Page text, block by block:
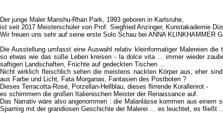
Der junge Maler Manshu-Rhan Park, 1993 geboren in Karlsruhe,
ist seit 2017 Meisterschüler von Prof. Siegfried Anzinger, Kunstakademie
Wir freuen uns sehr auf seine erste Solo Schau bei ANNA KLINKHAMMER
Die Ausstellung umfasst eine Auswahl relativ kleinformatiger Malereien die
so etwas wie das süße Leben kreisen - la dolce vita ... immer wieder
saftigen Landschaften, Früchte auf gedeckten Tischen ...
Nicht wirklich fleischlich sehen die meistens nackten Körper aus, eher
aus Farbe und Licht, Fata Morganas, Fantasien des Postboten ?
Dieses Terracotta-Rosé, Porzellan-Hellblau, dieses flirrende Korallenrot -
es schimmern die großen Italienischen Meister der Renaissance auf.
Das Narrativ wäre also angenommen : die Malanlässe kommen aus einem
Sparring mit der grandiosen Geschichte der Malerei ... es leuchtet, es fließt